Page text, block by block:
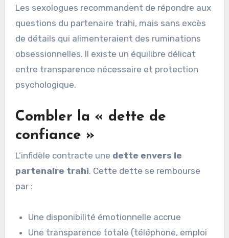
Les sexologues recommandent de répondre aux
questions du partenaire trahi, mais sans excès
de détails qui alimenteraient des ruminations
obsessionnelles. Il existe un équilibre délicat
entre transparence nécessaire et protection
psychologique.
Combler la « dette de
confiance »
L’infidèle contracte une dette envers le
partenaire trahi. Cette dette se rembourse
par :
Une disponibilité émotionnelle accrue
Une transparence totale (téléphone, emploi